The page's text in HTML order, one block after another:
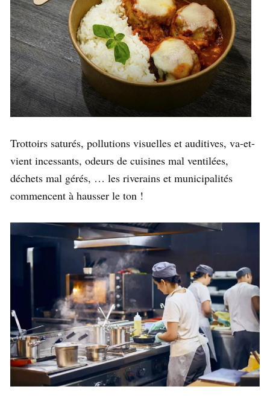
Trottoirs saturés, pollutions visuelles et auditives, va-et-
vient incessants, odeurs de cuisines mal ventilées,
déchets mal gérés, … les riverains et municipalités
commencent à hausser le ton !